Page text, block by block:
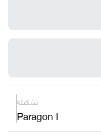
تشكيلة
Paragon I